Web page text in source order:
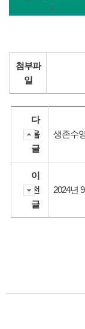
첨부파
일
다
음
글
생존수
이
전
글
2024년